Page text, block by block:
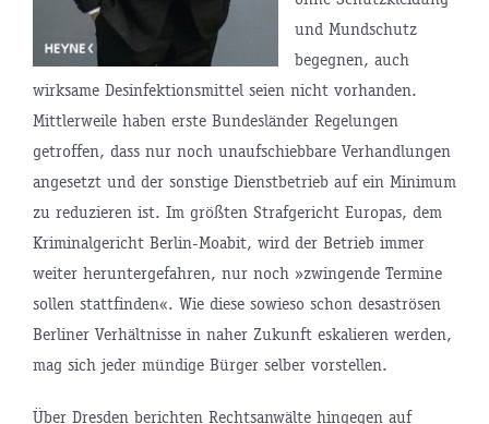
und Mundschutz
begegnen, auch
wirksame Desinfektionsmittel seien nicht vorhanden.
Mittlerweile haben erste Bundesländer Regelungen
getroffen, dass nur noch unaufschiebbare Verhandlungen
angesetzt und der sonstige Dienstbetrieb auf ein Minimum
zu reduzieren ist. Im größten Strafgericht Europas, dem
Kriminalgericht Berlin-Moabit, wird der Betrieb immer
weiter heruntergefahren, nur noch »zwingende Termine
sollen stattfinden«. Wie diese sowieso schon desaströsen
Berliner Verhältnisse in naher Zukunft eskalieren werden,
mag sich jeder mündige Bürger selber vorstellen.
Über Dresden berichten Rechtsanwälte hingegen auf